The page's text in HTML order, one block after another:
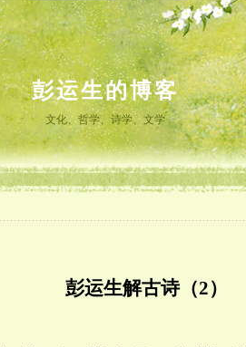
彭运生的博客
文化、哲学、诗学、文学
彭运生解古诗（2）